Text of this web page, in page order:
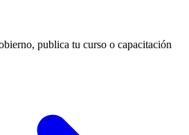
publica tu curso o capacitación